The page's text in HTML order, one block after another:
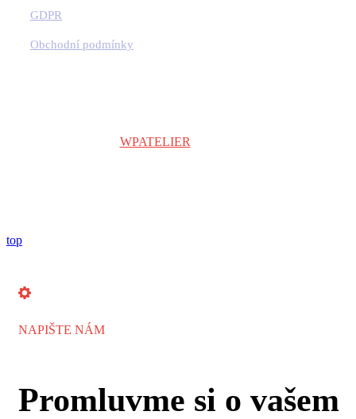
GDPR
Obchodní podmínky
WPATELIER
top
NAPIŠTE NÁM
Promluvme si o vašem